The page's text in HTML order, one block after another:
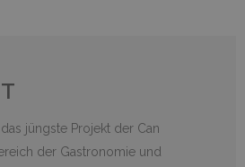
jüngste Projekt der Can
der Gastronomie und